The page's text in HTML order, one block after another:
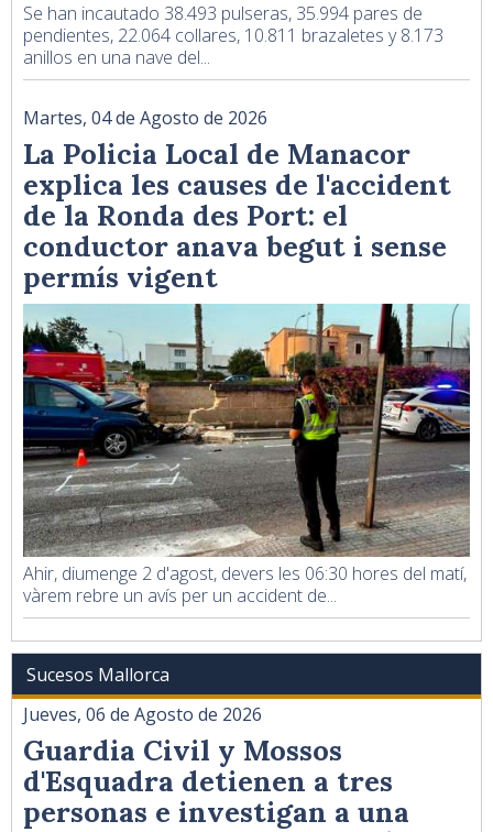
Se han incautado 38.493 pulseras, 35.994 pares de
pendientes, 22.064 collares, 10.811 brazaletes y 8.173
anillos en una nave del...
Martes, 04 de Agosto de 2026
La Policia Local de Manacor
explica les causes de l'accident
de la Ronda des Port: el
conductor anava begut i sense
permís vigent
Ahir, diumenge 2 d'agost, devers les 06:30 hores del matí,
vàrem rebre un avís per un accident de...
Sucesos Mallorca
Jueves, 06 de Agosto de 2026
Guardia Civil y Mossos
d'Esquadra detienen a tres
personas e investigan a una